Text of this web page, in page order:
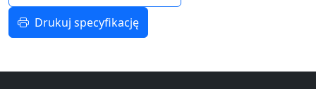
Drukuj specyfikację